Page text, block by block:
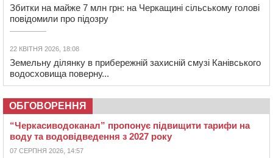
Збитки на майже 7 млн грн: на Черкащині сільському голові
повідомили про підозру
22 КВІТНЯ 2026, 18:08
Земельну ділянку в прибережній захисній смузі Канівського
водосховища поверну...
ОБГОВОРЕННЯ
“Черкасиводоканал” пропонує підвищити тарифи на
воду та водовідведення з 2027 року
07 СЕРПНЯ 2026, 14:57